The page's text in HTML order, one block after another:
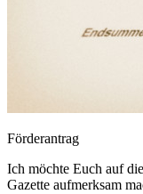
Förderantrag
Ich möchte Euch auf
Gazette aufmerksam